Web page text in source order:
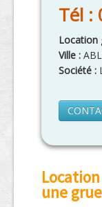
Tél :
Location
Ville :
Société :
une